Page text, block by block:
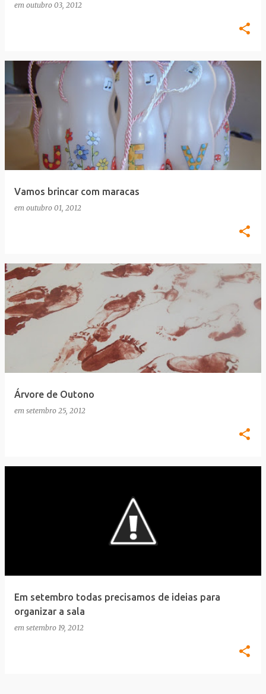
em outubro 03, 2012
Vamos brincar com maracas
em outubro 01, 2012
Árvore de Outono
em setembro 25, 2012
Em setembro todas precisamos de ideias para
organizar a sala
em setembro 19, 2012